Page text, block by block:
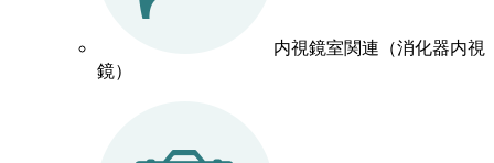
内視鏡室関連（消化器内視
鏡）